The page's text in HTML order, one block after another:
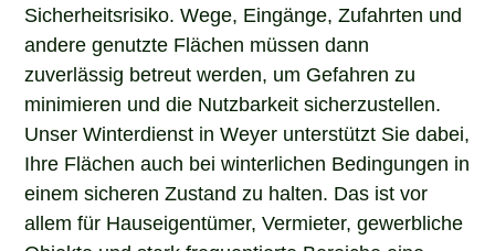
Sicherheitsrisiko. Wege, Eingänge, Zufahrten und
andere genutzte Flächen müssen dann
zuverlässig betreut werden, um Gefahren zu
minimieren und die Nutzbarkeit sicherzustellen.
Unser Winterdienst in Weyer unterstützt Sie dabei,
Ihre Flächen auch bei winterlichen Bedingungen in
einem sicheren Zustand zu halten. Das ist vor
allem für Hauseigentümer, Vermieter, gewerbliche